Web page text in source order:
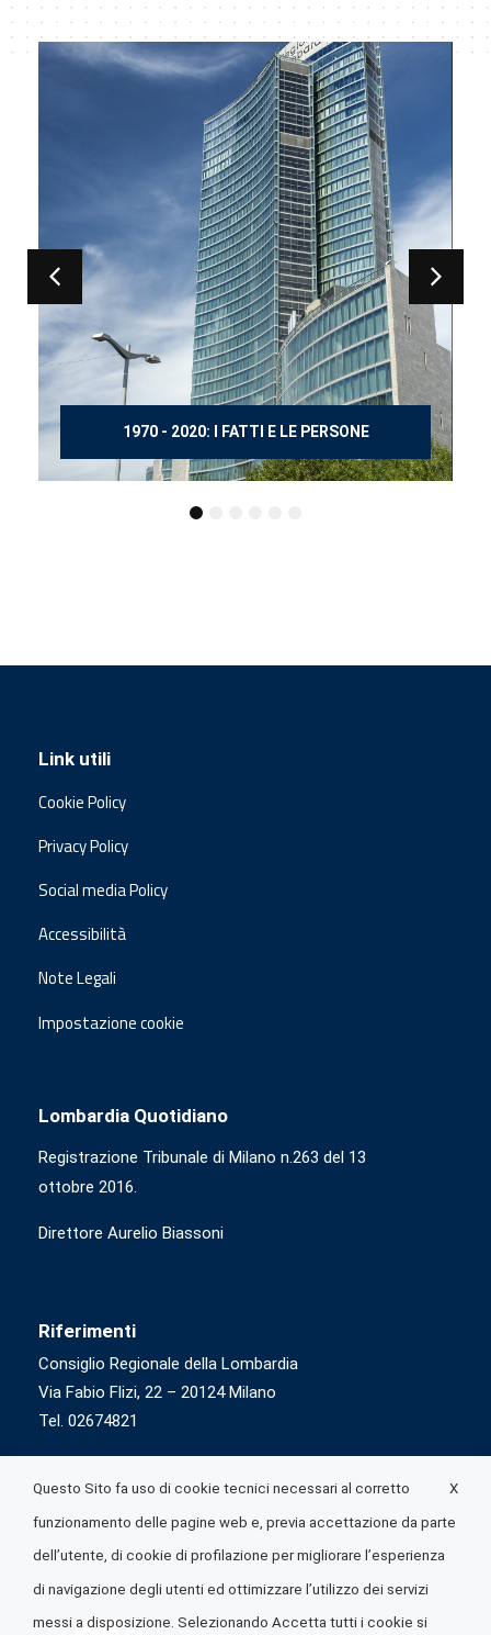
150 ANNI DOPO MANZONI
Link utili
Cookie Policy
Privacy Policy
Social media Policy
Accessibilità
Note Legali
Impostazione cookie
Lombardia Quotidiano
Registrazione Tribunale di Milano n.263 del 13
ottobre 2016.
Direttore Aurelio Biassoni
Riferimenti
Consiglio Regionale della Lombardia
Via Fabio Flizi, 22 – 20124 Milano
Tel. 02674821
X
Questo Sito fa uso di cookie tecnici necessari al corretto
funzionamento delle pagine web e, previa accettazione da parte
dell’utente, di cookie di profilazione per migliorare l’esperienza
di navigazione degli utenti ed ottimizzare l’utilizzo dei servizi
messi a disposizione. Selezionando Accetta tutti i cookie si